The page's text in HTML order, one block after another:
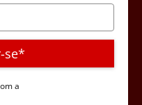
se*
a